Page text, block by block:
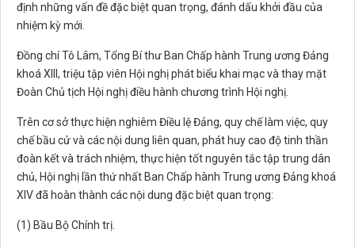
định những vấn đề đặc biệt quan trọng, đánh dấu khởi đầu của
nhiệm kỳ mới.
Đồng chí Tô Lâm, Tổng Bí thư Ban Chấp hành Trung ương Đảng
khoá XIII, triệu tập viên Hội nghị phát biểu khai mạc và thay mặt
Đoàn Chủ tịch Hội nghị điều hành chương trình Hội nghị.
Trên cơ sở thực hiện nghiêm Điều lệ Đảng, quy chế làm việc, quy
chế bầu cử và các nội dung liên quan, phát huy cao độ tinh thần
đoàn kết và trách nhiệm, thực hiện tốt nguyên tắc tập trung dân
chủ, Hội nghị lần thứ nhất Ban Chấp hành Trung ương Đảng khoá
XIV đã hoàn thành các nội dung đặc biệt quan trọng:
(1) Bầu Bộ Chính trị.